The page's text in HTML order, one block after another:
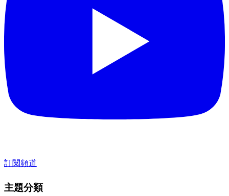
訂閱頻道
主題分類